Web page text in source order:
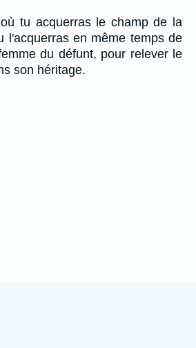
tu acquerras le champ de la
l'acquerras en même temps de
du défunt, pour relever le
son héritage.